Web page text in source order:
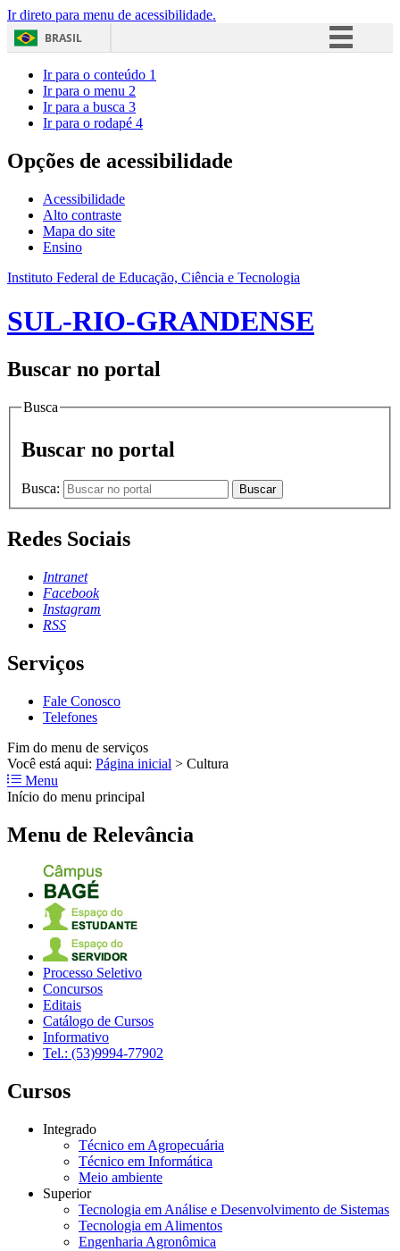
Ir direto para menu de acessibilidade.
BRASIL
Acesso à informação
Ir para o conteúdo 1
Ir para o menu 2
Ir para a busca 3
Ir para o rodapé 4
Opções de acessibilidade
Acessibilidade
Alto contraste
Mapa do site
Ensino
Instituto Federal de Educação, Ciência e Tecnologia
SUL-RIO-GRANDENSE
Buscar no portal
Busca
Buscar no portal
Busca: Buscar
Redes Sociais
Intranet
Facebook
Instagram
RSS
Serviços
Fale Conosco
Telefones
Fim do menu de serviços
Você está aqui: Página inicial > Cultura
Menu
Início do menu principal
Menu de Relevância
Processo Seletivo
Concursos
Editais
Catálogo de Cursos
Informativo
Tel.: (53)9994-77902
Cursos
Integrado
Técnico em Agropecuária
Técnico em Informática
Meio ambiente
Superior
Tecnologia em Análise e Desenvolvimento de Sistemas
Tecnologia em Alimentos
Engenharia Agronômica